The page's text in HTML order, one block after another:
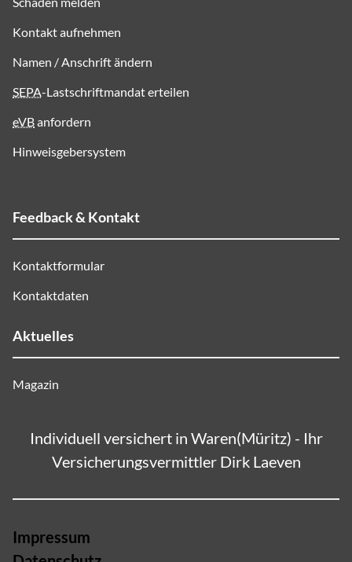
Kontakt aufnehmen
Namen / Anschrift ändern
SEPA-Lastschriftmandat erteilen
eVBanfordern
Hinweisgebersystem
Feedback & Kontakt
Kontaktformular
Kontaktdaten
Aktuelles
Magazin
Individuell versichert in Waren(Müritz) - Ihr
Versicherungsvermittler Dirk Laeven
Impressum